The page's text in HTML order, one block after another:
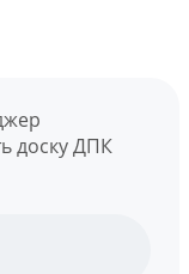
доску ДПК